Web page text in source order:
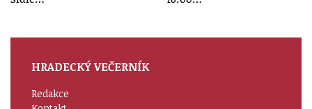
HRADECKÝ VEČERNÍK
Redakce